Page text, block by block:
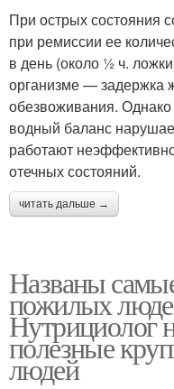
При острых состояния
при ремиссии ее
в день (около ½ ч.
организме — задержка
обезвоживания.
водный баланс
работают
отечных состояний.
читать дальше →
Названы
пожилых
Нутрициолог
полезные
людей